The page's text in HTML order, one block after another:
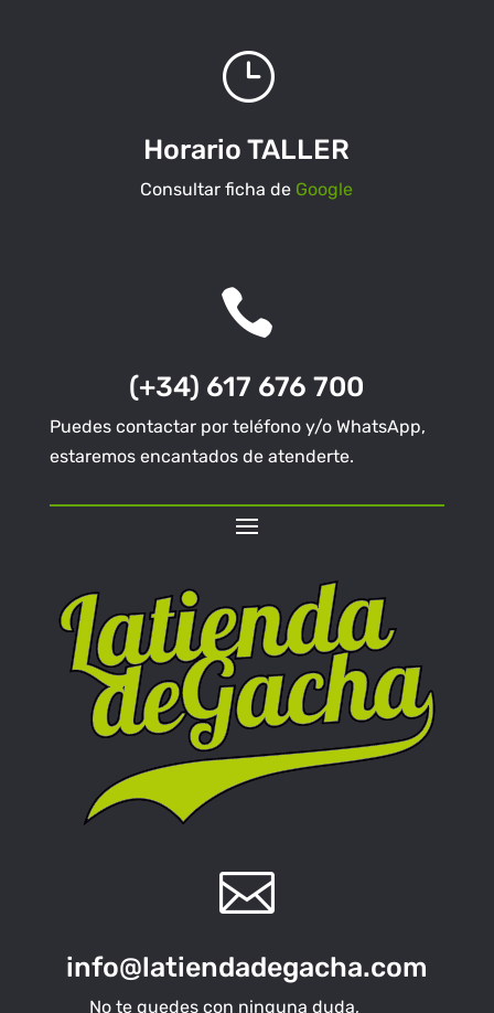
}
Horario TALLER
Consultar ficha de Google

(+34) 617 676 700
Puedes contactar por teléfono y/o WhatsApp,
estaremos encantados de atenderte.

info@latiendadegacha.com
No te quedes con ninguna duda,